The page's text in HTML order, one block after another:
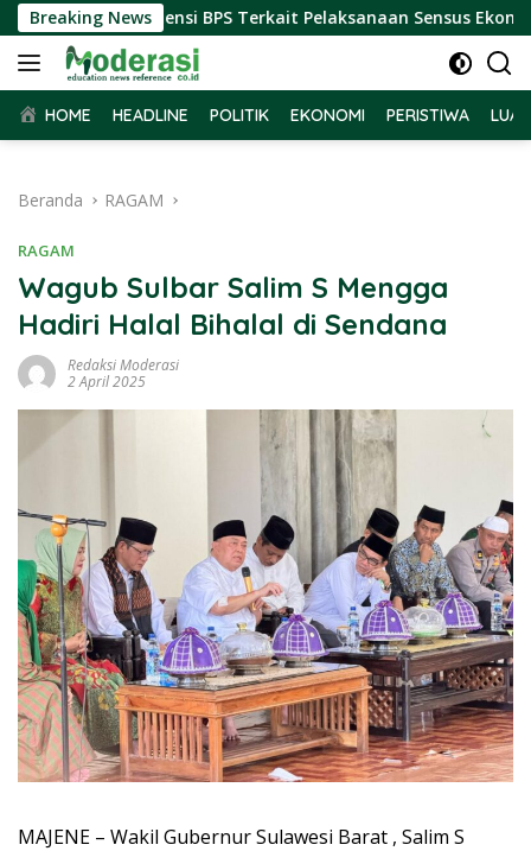
Langsung
ke
konten
Breaking News
Terima Audiensi BPS Terkait Pelaksanaan Sensus Ekonomi
HOME HEADLINE POLITIK EKONOMI PERISTIWA
Beranda RAGAM
RAGAM
Wagub Sulbar Salim S Mengga
Hadiri Halal Bihalal di Sendana
Redaksi Moderasi
2 April 2025
MAJENE – Wakil Gubernur Sulawesi Barat , Salim S